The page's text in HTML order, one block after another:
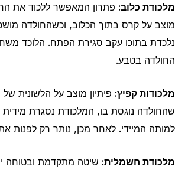
מלכודת כלוב: פתרון המאפשר ללכוד את
מוצב על קרס בתוך הכלוב, וכשהחולדה
נלכדת בתוכו עקב סגירת הפתח. הלוכד
החולדה בטבע.
מלכודות קפיץ: פיתיון מוצב על הלשונית
שהחולדה נוגסת בו, המלכודת נסגרת
למותה המיידי. לאחר מכן, נותר רק לפנות
מלכודת חשמלית: שיטה מתקדמת ובטוחה